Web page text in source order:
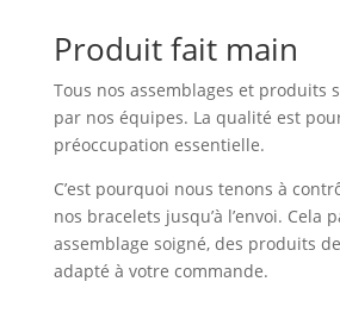
Produit fait main
Tous nos assemblages et produits
par nos équipes. La qualité est
préoccupation essentielle.
C’est pourquoi nous tenons à
nos bracelets jusqu’à l’envoi. Cela
assemblage soigné, des produits
adapté à votre commande.